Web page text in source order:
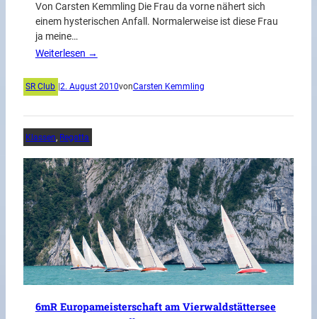
Von Carsten Kemmling Die Frau da vorne nähert sich
einem hysterischen Anfall. Normalerweise ist diese Frau
ja meine…
Weiterlesen →
SR Club 2. August 2010vonCarsten Kemmling
Klassen, Regatta
6mR Europameisterschaft am Vierwaldstättersee